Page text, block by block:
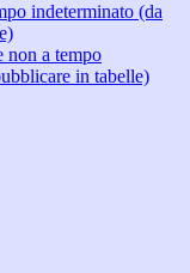
indeterminato (da
non a tempo
in tabelle)